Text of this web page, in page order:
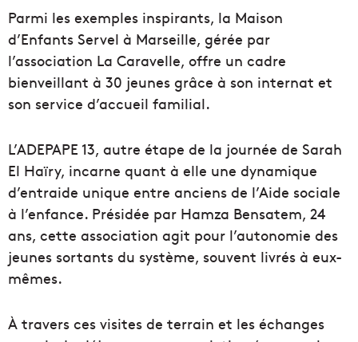
Parmi les exemples inspirants, la Maison
d’Enfants Servel à Marseille, gérée par
l’association La Caravelle, offre un cadre
bienveillant à 30 jeunes grâce à son internat et
son service d’accueil familial.
L’ADEPAPE 13, autre étape de la journée de Sarah
El Haïry, incarne quant à elle une dynamique
d’entraide unique entre anciens de l’Aide sociale
à l’enfance. Présidée par Hamza Bensatem, 24
ans, cette association agit pour l’autonomie des
jeunes sortants du système, souvent livrés à eux-
mêmes.
À travers ces visites de terrain et les échanges